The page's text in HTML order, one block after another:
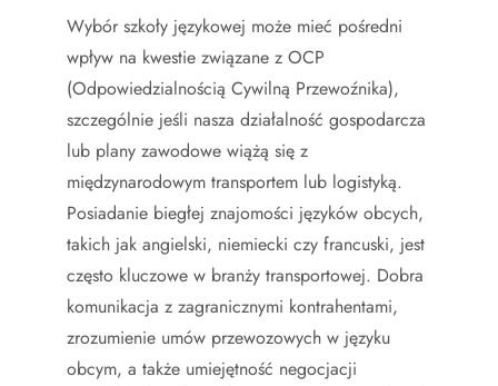
Wybór szkoły językowej może mieć pośredni
wpływ na kwestie związane z OCP
(Odpowiedzialnością Cywilną Przewoźnika),
szczególnie jeśli nasza działalność gospodarcza
lub plany zawodowe wiążą się z
międzynarodowym transportem lub logistyką.
Posiadanie biegłej znajomości języków obcych,
takich jak angielski, niemiecki czy francuski, jest
często kluczowe w branży transportowej. Dobra
komunikacja z zagranicznymi kontrahentami,
zrozumienie umów przewozowych w języku
obcym, a także umiejętność negocjacji